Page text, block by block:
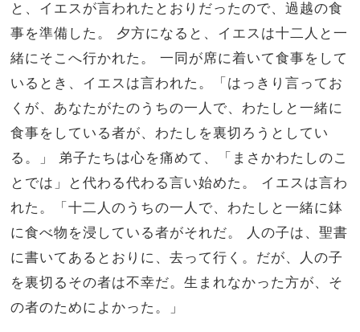
と、イエスが言われたとおりだったので、過越の食
事を準備した。 夕方になると、イエスは十二人と一
緒にそこへ行かれた。 一同が席に着いて食事をして
いるとき、イエスは言われた。「はっきり言ってお
くが、あなたがたのうちの一人で、わたしと一緒に
食事をしている者が、わたしを裏切ろうとしてい
る。」 弟子たちは心を痛めて、「まさかわたしのこ
とでは」と代わる代わる言い始めた。 イエスは言わ
れた。「十二人のうちの一人で、わたしと一緒に鉢
に食べ物を浸している者がそれだ。 人の子は、聖書
に書いてあるとおりに、去って行く。だが、人の子
を裏切るその者は不幸だ。生まれなかった方が、そ
の者のためによかった。」